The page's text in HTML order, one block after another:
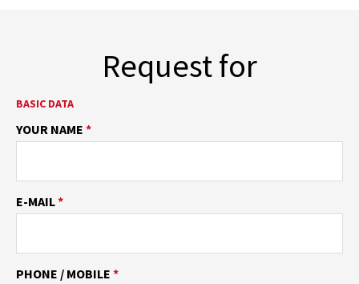
Request for
BASIC DATA
YOUR NAME *
E-MAIL*
PHONE / MOBILE *